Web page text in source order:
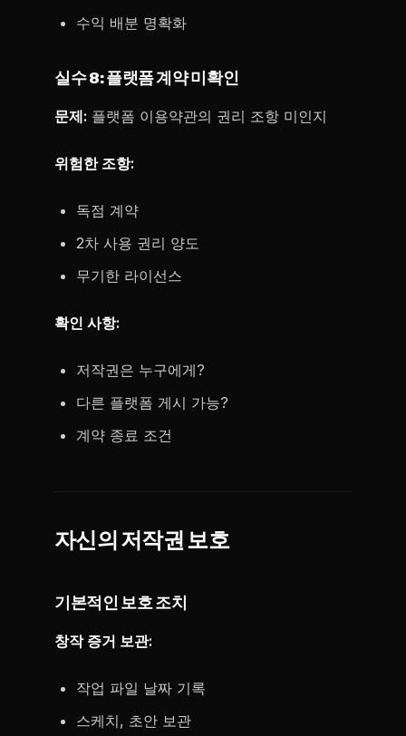
수익 배분 명확화
실수 8: 플랫폼 계약 미확인
문제: 플랫폼 이용약관의 권리 조항 미인지
위험한 조항:
독점 계약
2차 사용 권리 양도
무기한 라이선스
확인 사항:
저작권은 누구에게?
다른 플랫폼 게시 가능?
계약 종료 조건
자신의 저작권 보호
기본적인 보호 조치
창작 증거 보관:
작업 파일 날짜 기록
스케치, 초안 보관